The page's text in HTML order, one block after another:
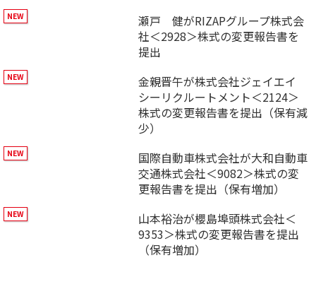
瀬戸 健がRIZAPグループ株式会
社＜2928＞株式の変更報告書を
提出
金親晋午が株式会社ジェイエイ
シーリクルートメント＜2124＞
株式の変更報告書を提出（保有減
少）
国際自動車株式会社が大和自動車
交通株式会社＜9082＞株式の変
更報告書を提出（保有増加）
山本裕治が櫻島埠頭株式会社＜
9353＞株式の変更報告書を提出
（保有増加）